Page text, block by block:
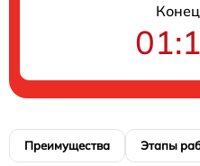
Преимущества Этапы